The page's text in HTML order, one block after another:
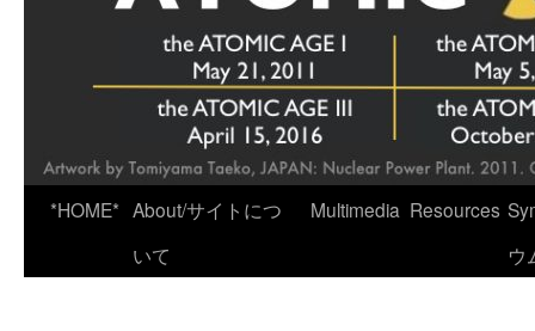
*HOME* About/サイトにつ
いて
Multimedia Resources
ウ